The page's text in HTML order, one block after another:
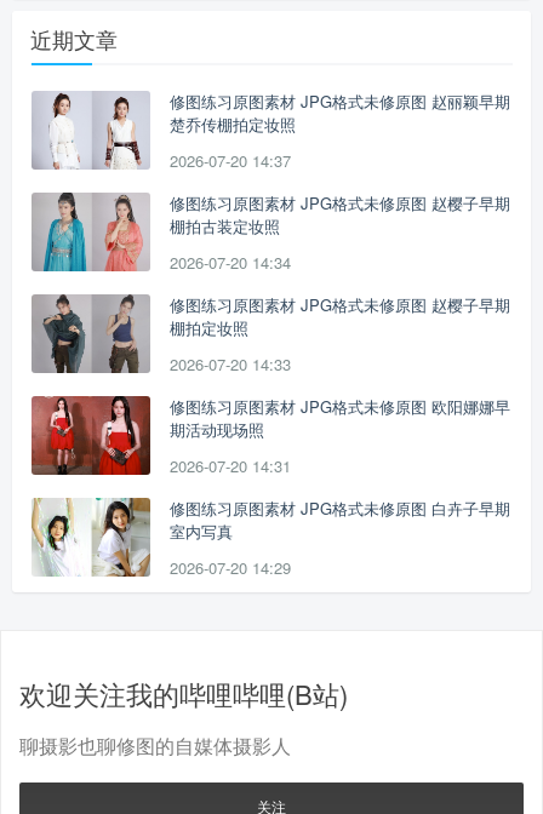
近期文章
修图练习原图素材 JPG格式未修原图 赵丽颖早期
楚乔传棚拍定妆照
2026-07-20 14:37
修图练习原图素材 JPG格式未修原图 赵樱子早期
棚拍古装定妆照
2026-07-20 14:34
修图练习原图素材 JPG格式未修原图 赵樱子早期
棚拍定妆照
2026-07-20 14:33
修图练习原图素材 JPG格式未修原图 欧阳娜娜早
期活动现场照
2026-07-20 14:31
修图练习原图素材 JPG格式未修原图 白卉子早期
室内写真
2026-07-20 14:29
欢迎关注我的哔哩哔哩(B站)
聊摄影也聊修图的自媒体摄影人
关注